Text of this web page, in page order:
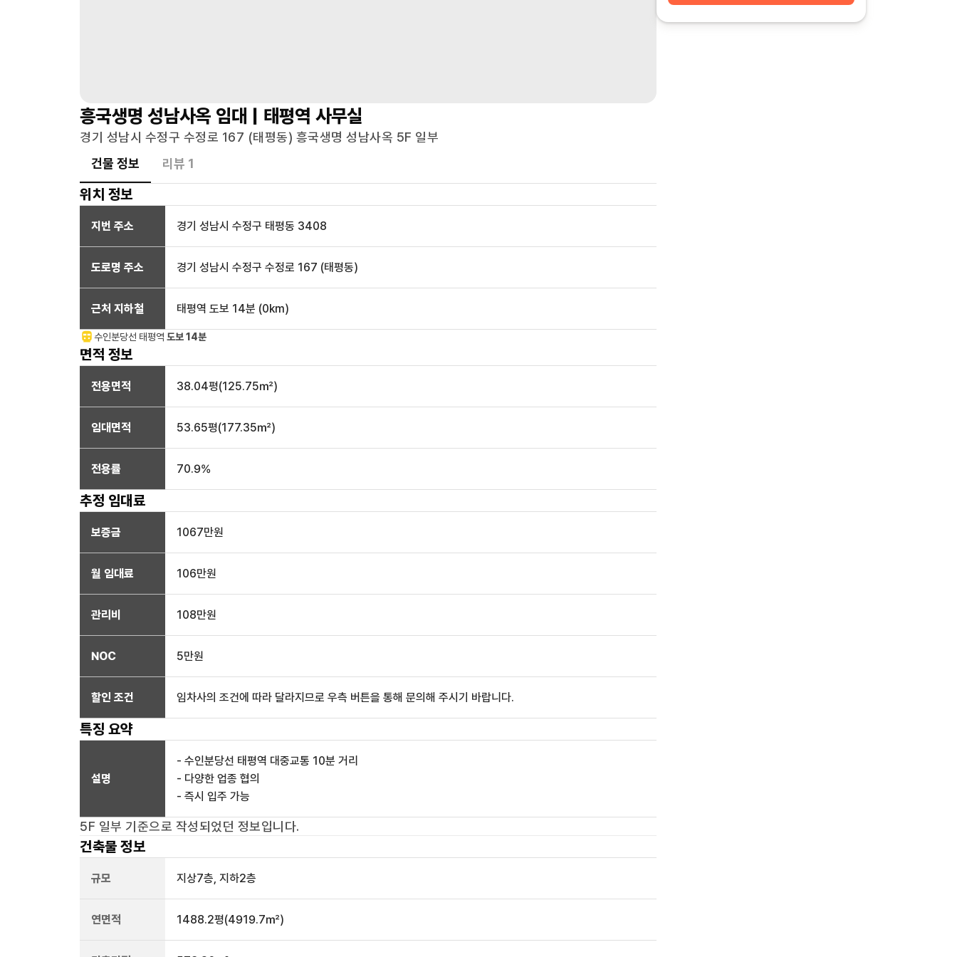
흥국생명 성남사옥 임대 | 태평역 사무실
경기 성남시 수정구 수정로 167 (태평동) 흥국생명 성남사옥 5F 일부
건물 정보
리뷰 1
위치 정보
지번 주소 경기 성남시 수정구 태평동 3408
도로명 주소 경기 성남시 수정구 수정로 167 (태평동)
근처 지하철 태평역 도보 14분 (0km)
수인분당선 태평역 도보 14분
면적 정보
전용면적 38.04평(125.75㎡)
임대면적 53.65평(177.35㎡)
전용률 70.9%
추정 임대료
보증금 1067만원
월 임대료 106만원
관리비 108만원
NOC 5만원
할인 조건 임차사의 조건에 따라 달라지므로 우측 버튼을 통해 문의해 주시기 바랍니다.
특징 요약
설명
- 수인분당선 태평역 대중교통 10분 거리
- 다양한 업종 협의
- 즉시 입주 가능
5F 일부 기준으로 작성되었던 정보입니다.
건축물 정보
규모 지상7층, 지하2층
연면적 1488.2평(4919.7㎡)